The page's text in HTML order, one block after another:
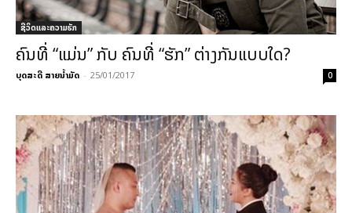
ຊີວິດແລະຄວາມຮັກ
ຄົນທີ່ “ແມ່ນ” ກັບ ຄົນທີ່ “ຮັກ” ຕ່າງກັນແບບໃດ?
ບຸດສະດີ ສາຍນ້ຳມັດ - 25/01/2017 0